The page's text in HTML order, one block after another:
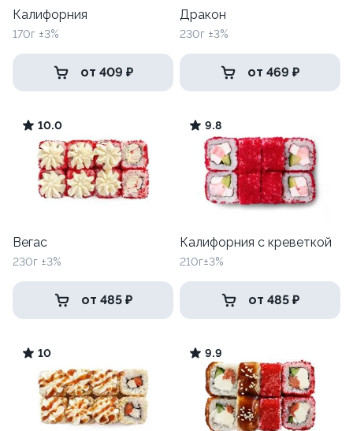
Калифорния
170г ±3%
от 409 ₽
Дракон
230г ±3%
от 469 ₽
10.0
Вегас
230г ±3%
от 485 ₽
9.8
Калифорния с креветкой
210г±3%
от 485 ₽
10 9.9